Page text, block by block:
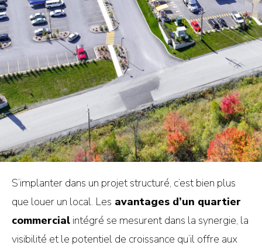
S’implanter dans un projet structuré, c’est bien plus
que louer un local. Les avantages d’un quartier
commercial intégré se mesurent dans la synergie, la
visibilité et le potentiel de croissance qu’il offre aux